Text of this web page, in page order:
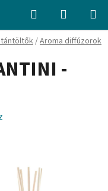
Keresés KOSÁR
/Aroma diffúzorok
-